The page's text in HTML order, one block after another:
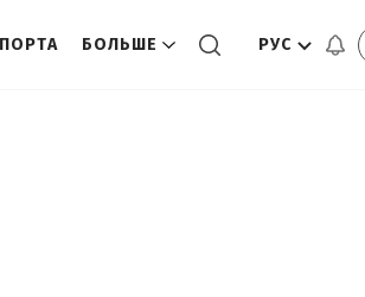
БОЛЬШЕ РУС